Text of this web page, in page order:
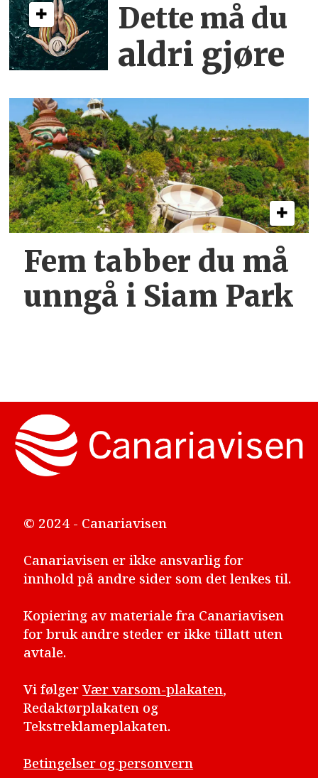
Dette må du
aldri gjøre
Fem tabber du må
unngå i Siam Park
© 2024 - Canariavisen
Canariavisen er ikke ansvarlig for
innhold på andre sider som det lenkes til.
Kopiering av materiale fra Canariavisen
for bruk andre steder er ikke tillatt uten
avtale.
Vi følgerVær varsom-plakaten,
Redaktørplakaten og
Tekstreklameplakaten.
Betingelser og personvern